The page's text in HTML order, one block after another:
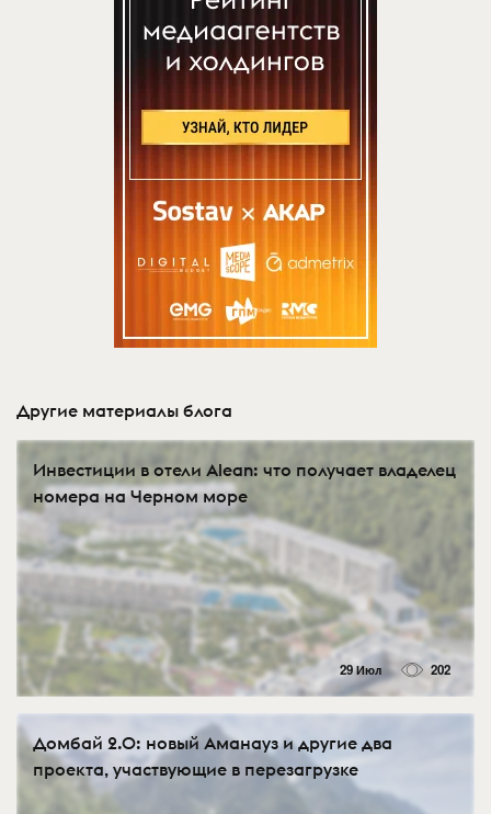
Другие материалы блога
Инвестиции в отели Alean: что получает владелец
номера на Черном море
29 Июл 202
Домбай 2.0: новый Аманауз и другие два
проекта, участвующие в перезагрузке